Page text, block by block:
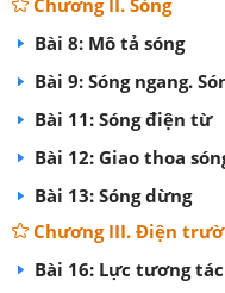
Bài 8: Mô tả sóng
Bài 9: Sóng ngang.
Bài 11: Sóng điện từ
Bài 12: Giao thoa
Bài 13: Sóng dừng
Chương III. Điện
Bài 16: Lực tương